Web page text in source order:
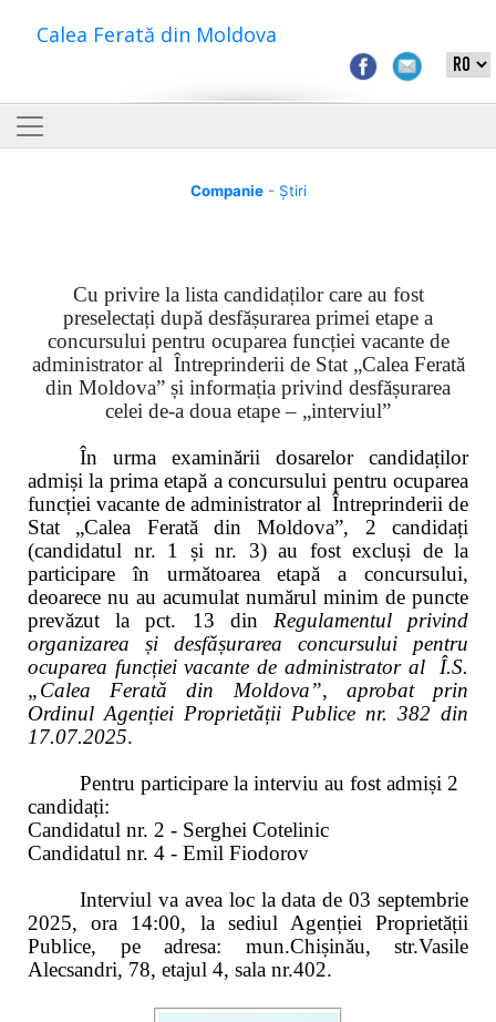
Calea Ferată din Moldova
Companie- Știri
Cu privire la lista candidaților care au fost
preselectați după desfășurarea primei etape a
concursului pentru ocuparea funcției vacante de
administrator al Întreprinderii de Stat „Calea Ferată
din Moldova” și informația privind desfășurarea
celei de-a doua etape – „interviul”
În urma examinării dosarelor candidaților
admiși la prima etapă a concursului pentru ocuparea
funcției vacante de administrator al Întreprinderii de
Stat „Calea Ferată din Moldova”, 2 candidați
(candidatul nr. 1 și nr. 3) au fost excluși de la
participare în următoarea etapă a concursului,
deoarece nu au acumulat numărul minim de puncte
prevăzut la pct. 13 din Regulamentul privind
organizarea și desfășurarea concursului pentru
ocuparea funcției vacante de administrator al Î.S.
„Calea Ferată din Moldova”, aprobat prin
Ordinul Agenției Proprietății Publice nr. 382 din
17.07.2025.
Pentru participare la interviu au fost admiși 2
candidați:
Candidatul nr. 2 - Serghei Cotelinic
Candidatul nr. 4 - Emil Fiodorov
Interviul va avea loc la data de 03 septembrie
2025, ora 14:00, la sediul Agenției Proprietății
Publice, pe adresa: mun.Chișinău, str.Vasile
Alecsandri, 78, etajul 4, sala nr.402.